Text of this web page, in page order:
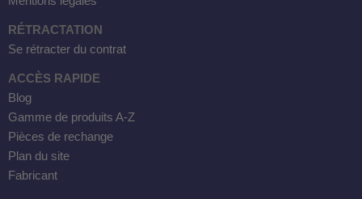
RÉTRACTATION
Se rétracter du contrat
ACCÈS RAPIDE
Blog
Gamme de produits A-Z
Pièces de rechange
Plan du site
Fabricant